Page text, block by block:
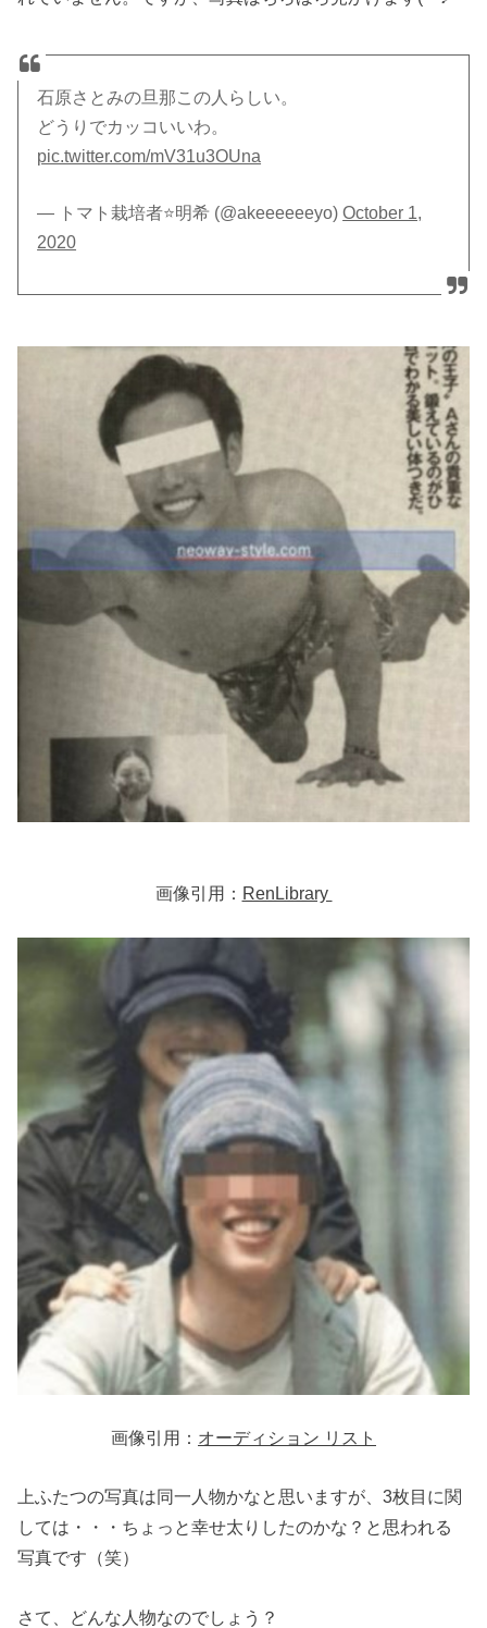
石原さとみの旦那この人らしい。
どうりでカッコいいわ。
pic.twitter.com/mV31u3OUna
— トマト栽培者⭐️明希 (@akeeeeeeyo)October 1,
2020
画像引用： RenLibrary
画像引用： オーディション リスト
上ふたつの写真は同一人物かなと思いますが、3枚目に関
しては・・・ちょっと幸せ太りしたのかな？と思われる
写真です（笑）
さて、どんな人物なのでしょう？